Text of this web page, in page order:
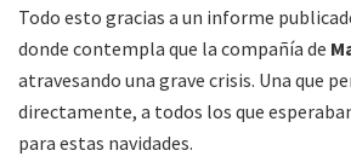
Todo esto gracias a un informe
donde contempla que la compañía de
atravesando una grave crisis. Una que
directamente, a todos los que
para estas navidades.